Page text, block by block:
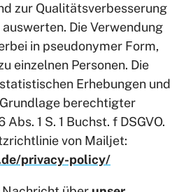
zur Qualitätsverbesserung
Die Verwendung
in pseudonymer Form,
einzelnen Personen. Die
Erhebungen und
berechtigter
1 S. 1 Buchst. f DSGVO.
von Mailjet:
privacy-policy/